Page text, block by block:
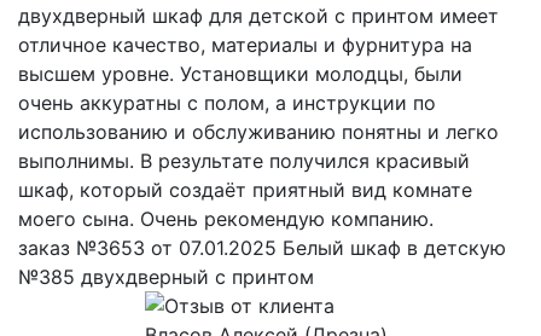
двухдверный шкаф для детской с принтом имеет
отличное качество, материалы и фурнитура на
высшем уровне. Установщики молодцы, были
очень аккуратны с полом, а инструкции по
использованию и обслуживанию понятны и легко
выполнимы. В результате получился красивый
шкаф, который создаёт приятный вид комнате
моего сына. Очень рекомендую компанию.
заказ №3653 от 07.01.2025 Белый шкаф в детскую
№385 двухдверный с принтом